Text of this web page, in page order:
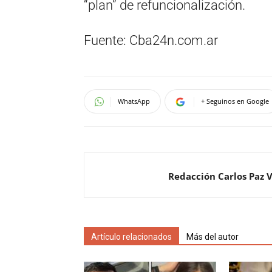
“plan” de refuncionalización.
Fuente: Cba24n.com.ar
WhatsApp + Seguinos en Google
Redacción Carlos Paz
Artículo relacionados Más del autor